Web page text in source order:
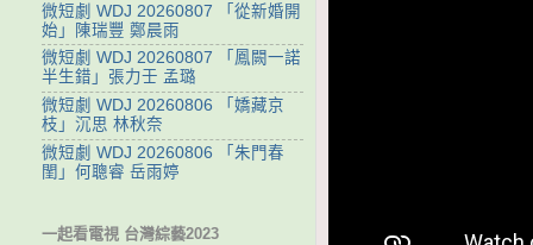
微短劇 WDJ 20260807 「從新婚開
始」陳瑞豐 鄭晨雨
微短劇 WDJ 20260807 「鳳闕一諾
半生錯」張力壬 孟璐
微短劇 WDJ 20260806 「嬌藏京
枝」沉思 林秋奈
微短劇 WDJ 20260806 「朱門春
閨」何聰睿 岳雨婷
一起看電視 台灣綜藝2023